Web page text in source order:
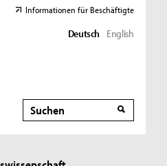
Informationen für Beschäftigte
Deutsch English
Suche
Suche